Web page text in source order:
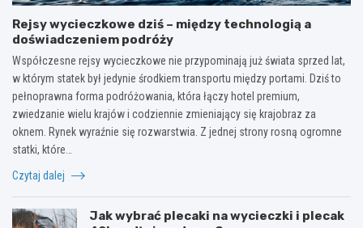
Rejsy wycieczkowe dziś – między technologią a
doświadczeniem podróży
Współczesne rejsy wycieczkowe nie przypominają już świata sprzed lat,
w którym statek był jedynie środkiem transportu między portami. Dziś to
pełnoprawna forma podróżowania, która łączy hotel premium,
zwiedzanie wielu krajów i codziennie zmieniający się krajobraz za
oknem. Rynek wyraźnie się rozwarstwia. Z jednej strony rosną ogromne
statki, które…
Czytaj dalej
Jak wybrać plecaki na wycieczki i plecak